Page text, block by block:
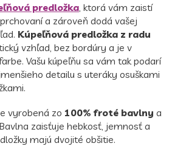
predložka , ktorá vám zaistí
a zároveň dodá vašej
Kúpeľňová predložka z radu
vzhľad, bez bordúry a je v
Vašu kúpeľňu sa vám tak podarí
detailu s uteráky osuškami
vyrobená zo 100% froté bavlny a
zaisťuje hebkosť, jemnosť a
majú dvojité obšitie.